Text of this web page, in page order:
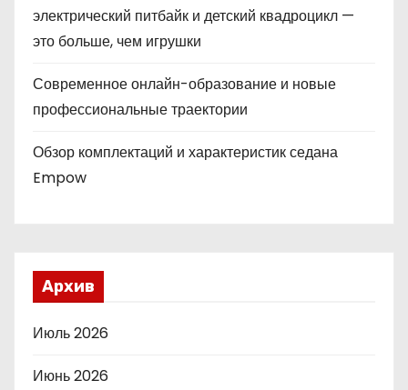
электрический питбайк и детский квадроцикл —
это больше, чем игрушки
Современное онлайн-образование и новые
профессиональные траектории
Обзор комплектаций и характеристик седана
Empow
Архив
Июль 2026
Июнь 2026